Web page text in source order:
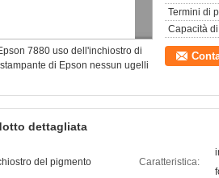
7880 uso dell'inchiostro di
di Epson nessun ugelli
Termini di
Capacità
dettagliata
del pigmento Caratteristica: